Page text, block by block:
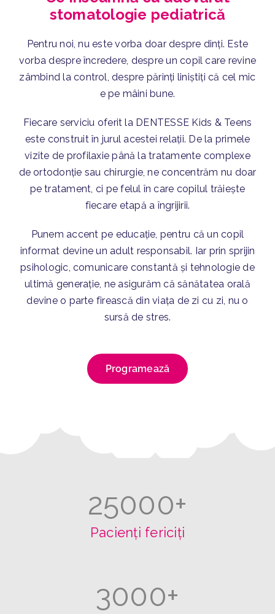
stomatologie pediatrică
Pentru noi, nu este vorba doar despre dinți. Este
vorba despre încredere, despre un copil care revine
zâmbind la control, despre părinți liniștiți că cel mic
e pe mâini bune.
Fiecare serviciu oferit la DENTESSE Kids & Teens
este construit în jurul acestei relații. De la primele
vizite de profilaxie până la tratamente complexe
de ortodonție sau chirurgie, ne concentrăm nu doar
pe tratament, ci pe felul în care copilul trăiește
fiecare etapă a îngrijirii.
Punem accent pe educație, pentru că un copil
informat devine un adult responsabil. Iar prin sprijin
psihologic, comunicare constantă și tehnologie de
ultimă generație, ne asigurăm că sănătatea orală
devine o parte firească din viața de zi cu zi, nu o
sursă de stres.
Programează
25000+
Pacienți fericiți
3000+